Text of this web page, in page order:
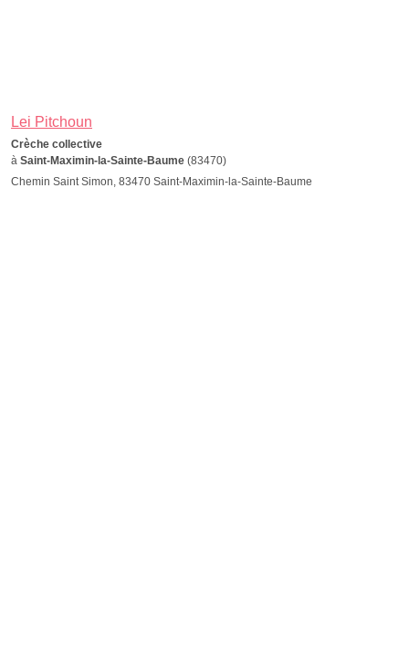
Lei Pitchoun
Crèche collective
à Saint-Maximin-la-Sainte-Baume (83470)
Chemin Saint Simon, 83470 Saint-Maximin-la-Sainte-Baume